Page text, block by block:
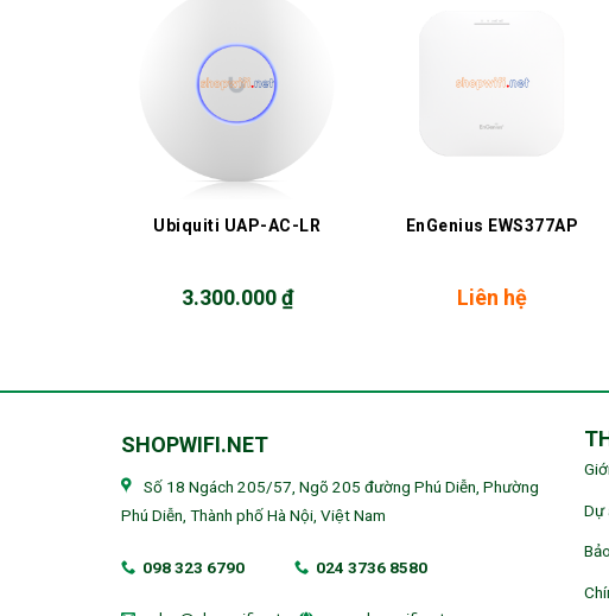
Ubiquiti UAP-AC-LR
3.300.000₫
EnGenius EWS377AP
Liên hệ
SHOPWIFI.NET
Số 18 Ngách 205/57, Ngõ 205 đường Phú Diễn, Phường
Phú Diễn, Thành phố Hà Nội, Việt Nam
098 323 6790 024 3736 8580
Dự